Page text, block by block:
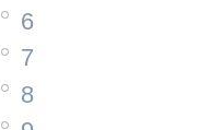
6
7
8